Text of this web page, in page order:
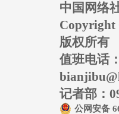
中国网络
Copyright
版权所有
值班电话
记者部：
公网安备